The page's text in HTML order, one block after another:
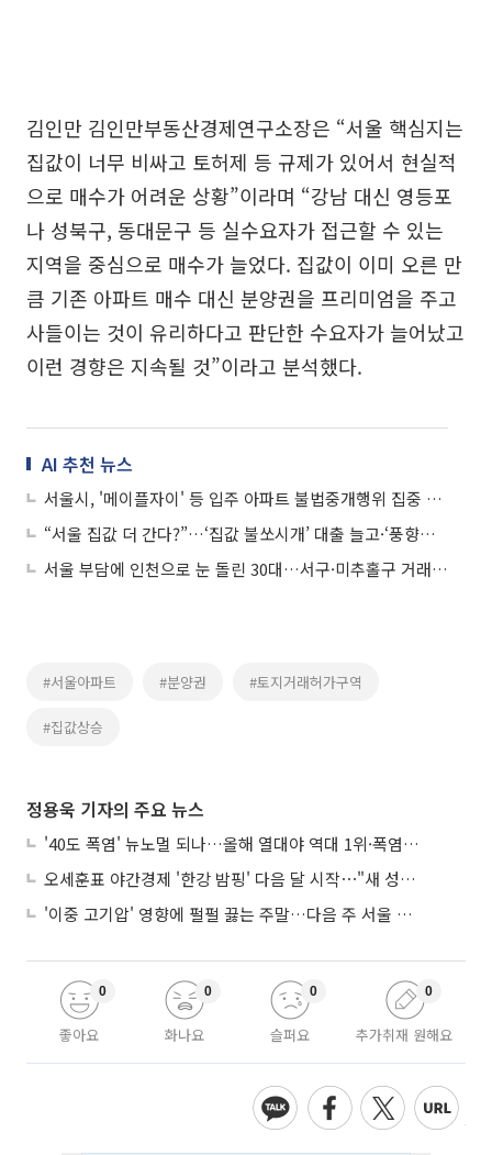
김인만 김인만부동산경제연구소장은 “서울 핵심지는
집값이 너무 비싸고 토허제 등 규제가 있어서 현실적
으로 매수가 어려운 상황”이라며 “강남 대신 영등포
나 성북구, 동대문구 등 실수요자가 접근할 수 있는
지역을 중심으로 매수가 늘었다. 집값이 이미 오른 만
큼 기존 아파트 매수 대신 분양권을 프리미엄을 주고
사들이는 것이 유리하다고 판단한 수요자가 늘어났고
이런 경향은 지속될 것”이라고 분석했다.
AI 추천 뉴스
서울시, '메이플자이' 등 입주 아파트 불법중개행위 집중 점검
“서울 집값 더 간다?”…‘집값 불쏘시개’ 대출 늘고·‘풍향계’ 서울 재건축 단지 신고가 릴레이
서울 부담에 인천으로 눈 돌린 30대…서구·미추홀구 거래 폭증
#서울아파트 #분양권 #토지거래허가구역
#집값상승
정용욱 기자의 주요 뉴스
'40도 폭염' 뉴노멀 되나…올해 열대야 역대 1위·폭염일수 평년 3배 넘어
오세훈표 야간경제 '한강 밤핑' 다음 달 시작⋯"새 성장동력 만들 것"
'이중 고기압' 영향에 펄펄 끓는 주말…다음 주 서울 포함 서쪽이 더 덥다
좋아요
0
화나요
0
슬퍼요
0
추가취재 원해요
0